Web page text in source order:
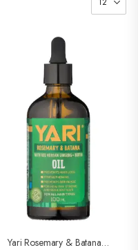
Yari Rosemary & Batana Oil 100ml